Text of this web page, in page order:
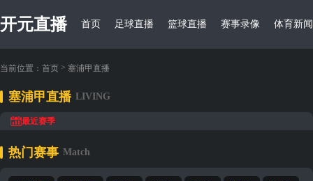
开元直播 首页 足球直播 篮球直播 赛事录像 体育新闻
当前位置： 首页 > 塞浦甲直播
塞浦甲直播 LIVING
最近赛季
热门赛事 Match